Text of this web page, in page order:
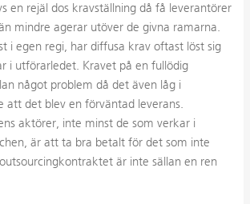
en rejäl dos kravställning då få leverantörer
mindre agerar utöver de givna ramarna.
i egen regi, har diffusa krav oftast löst sig
i utförarledet. Kravet på en fullödig
något problem då det även låg i
att det blev en förväntad leverans.
aktörer, inte minst de som verkar i
är att ta bra betalt för det som inte
är inte sällan en ren